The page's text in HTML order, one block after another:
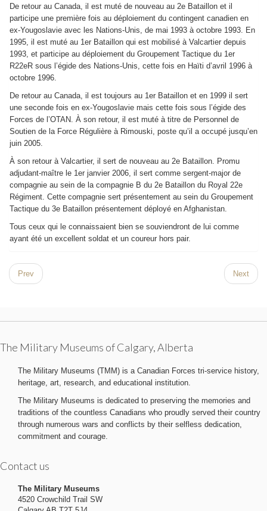
De retour au Canada, il est muté de nouveau au 2e Bataillon et il
participe une première fois au déploiement du contingent canadien en
ex-Yougoslavie avec les Nations-Unis, de mai 1993 à octobre 1993. En
1995, il est muté au 1er Bataillon qui est mobilisé à Valcartier depuis
1993, et participe au déploiement du Groupement Tactique du 1er
R22eR sous l’égide des Nations-Unis, cette fois en Haïti d’avril 1996 à
octobre 1996.
De retour au Canada, il est toujours au 1er Bataillon et en 1999 il sert
une seconde fois en ex-Yougoslavie mais cette fois sous l’égide des
Forces de l’OTAN. À son retour, il est muté à titre de Personnel de
Soutien de la Force Régulière à Rimouski, poste qu’il a occupé jusqu’en
juin 2005.
À son retour à Valcartier, il sert de nouveau au 2e Bataillon. Promu
adjudant-maître le 1er janvier 2006, il sert comme sergent-major de
compagnie au sein de la compagnie B du 2e Bataillon du Royal 22e
Régiment. Cette compagnie sert présentement au sein du Groupement
Tactique du 3e Bataillon présentement déployé en Afghanistan.
Tous ceux qui le connaissaient bien se souviendront de lui comme
ayant été un excellent soldat et un coureur hors pair.
Prev Next
The Military Museums of Calgary, Alberta
The Military Museums (TMM) is a Canadian Forces tri-service history,
heritage, art, research, and educational institution.
The Military Museums is dedicated to preserving the memories and
traditions of the countless Canadians who proudly served their country
through numerous wars and conflicts by their selfless dedication,
commitment and courage.
Contact us
The Military Museums
4520 Crowchild Trail SW